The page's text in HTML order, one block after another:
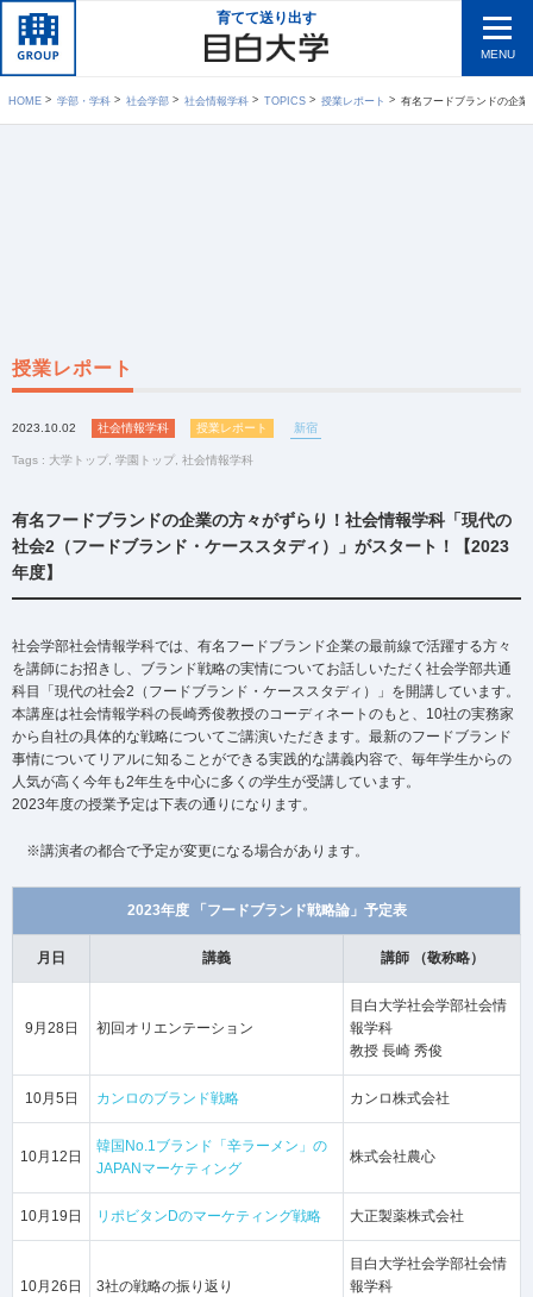
育てて送り出す
MENU
HOME 学部・学科 社会学部 社会情報学科 TOPICS 授業レポート 有名フードブランドの企業の方々がずらり！社会情報
授業レポート
2023.10.02 社会情報学科 授業レポート 新宿
Tags : 大学トップ 学園トップ 社会情報学科
有名フードブランドの企業の方々がずらり！社会情報学科「現代の
社会2（フードブランド・ケーススタディ）」がスタート！【2023
年度】
社会学部社会情報学科では、有名フードブランド企業の最前線で活躍する方々
を講師にお招きし、ブランド戦略の実情についてお話しいただく社会学部共通
科目「現代の社会2（フードブランド・ケーススタディ）」を開講しています。
本講座は社会情報学科の長崎秀俊教授のコーディネートのもと、10社の実務家
から自社の具体的な戦略についてご講演いただきます。最新のフードブランド
事情についてリアルに知ることができる実践的な講義内容で、毎年学生からの
人気が高く今年も2年生を中心に多くの学生が受講しています。
2023年度の授業予定は下表の通りになります。
※講演者の都合で予定が変更になる場合があります。
2023年度 「フードブランド戦略論」予定表
月日 講義 講師 （敬称略）
9月28日 初回オリエンテーション
目白大学社会学部社会情
報学科
教授 長崎 秀俊
10月5日 カンロのブランド戦略 カンロ株式会社
10月12日
韓国No.1ブランド「辛ラーメン」の
JAPANマーケティング
株式会社農心
10月19日 リポビタンDのマーケティング戦略 大正製薬株式会社
10月26日 3社の戦略の振り返り
目白大学社会学部社会情
報学科